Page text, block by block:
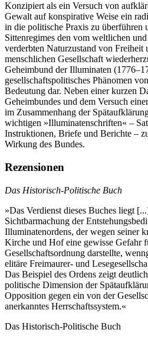
Konzipiert als ein Versuch von
Gewalt auf konspirative Weise ein
in die politische Praxis zu überführen
Sittenregimes den vom weltlichen
verderbten Naturzustand von Freiheit
menschlichen Gesellschaft
Geheimbund der Illuminaten
gesellschaftspolitisches Phänomen
Bedeutung dar. Neben einer kurzen
Geheimbundes und dem Versuch
im Zusammenhang der
wichtigen »Illuminatenschriften« –
Instruktionen, Briefe und Berichte –
Wirkung des Bundes.
Rezensionen
Das Historisch-Politische Buch
»Das Verdienst dieses Buches liegt
Sichtbarmachung der
Illuminatenordens, der wegen seiner
Kirche und Hof eine gewisse Gefahr
Gesellschaftsordnung darstellte,
elitäre Freimaurer- und
Das Beispiel des Ordens zeigt
politische Dimension der
Opposition gegen ein von der
anerkanntes Herrschaftssystem.«
Das Historisch-Politische Buch